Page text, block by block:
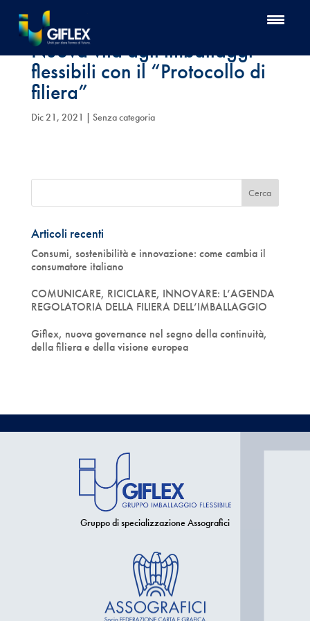
Nuova vita agli imballaggi
flessibili con il “Protocollo di
filiera”
Dic 21, 2021 | Senza categoria
Articoli recenti
Consumi, sostenibilità e innovazione: come cambia il
consumatore italiano
COMUNICARE, RICICLARE, INNOVARE: L’AGENDA
REGOLATORIA DELLA FILIERA DELL’IMBALLAGGIO
Giflex, nuova governance nel segno della continuità,
della filiera e della visione europea
Gruppo di specializzazione Assografici